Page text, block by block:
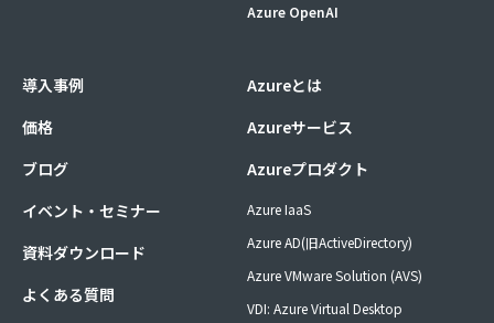
Azure OpenAI
導入事例
価格
ブログ
イベント・セミナー
資料ダウンロード
よくある質問
Azureとは
Azureサービス
Azureプロダクト
Azure IaaS
Azure AD(旧ActiveDirectory)
Azure VMware Solution (AVS)
VDI: Azure Virtual Desktop